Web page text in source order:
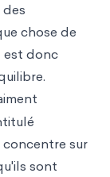
chose de
est donc
sur
sont